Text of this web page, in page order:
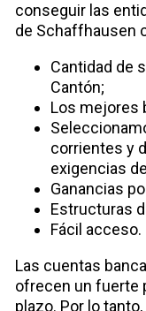
conseguir las
de Schaffhausen
Cantidad de
Cantón;
Los mejores
corrientes y
exigencias
Ganancias
Estructuras
Fácil acceso.
Las cuentas
ofrecen un fuerte
plazo. Por lo